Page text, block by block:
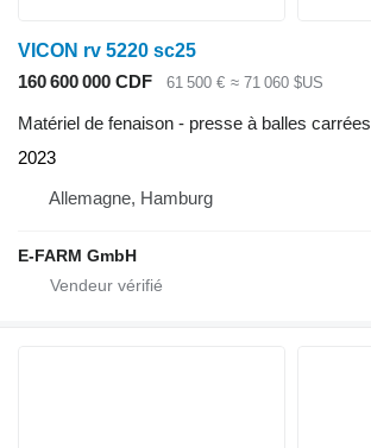
VICON rv 5220 sc25
160 600 000 CDF
61 500 € ≈ 71 060 $US
Matériel de fenaison - presse à balles carrées
2023
Allemagne, Hamburg
E-FARM GmbH